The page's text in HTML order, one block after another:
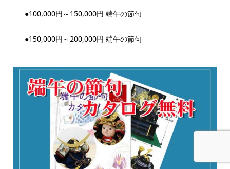
●100,000円～150,000円 端午の節句
●150,000円～200,000円 端午の節句